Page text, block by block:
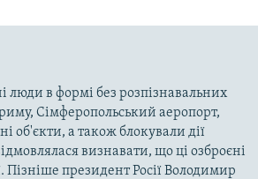
люди в формі без розпізнавальних
Сімферопольський аеропорт,
об'єкти, а також блокували дії
визнавати, що ці озброєні
Пізніше президент Росії Володимир